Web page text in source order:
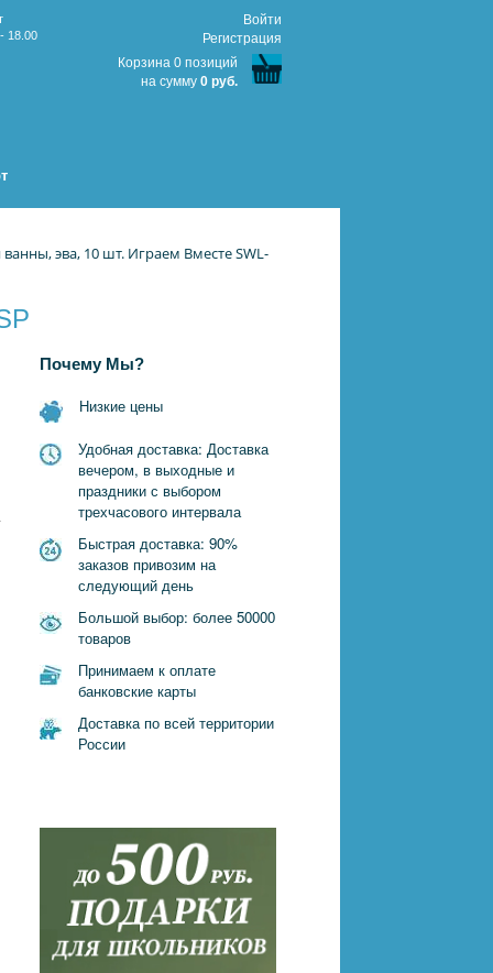
18.00
Войти
Регистрация
Корзина 0 позиций
на сумму 0 руб.
эва, 10 шт. Играем Вместе SWL-
Почему Мы?
Низкие цены
Удобная доставка: Доставка
вечером, в выходные и
праздники с выбором
трехчасового интервала
Быстрая доставка: 90%
заказов привозим на
следующий день
Большой выбор: более 50000
товаров
Принимаем к оплате
банковские карты
Доставка по всей территории
России